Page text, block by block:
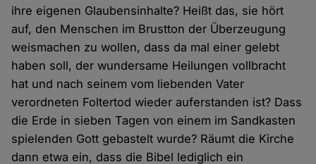
ihre eigenen Glaubensinhalte? Heißt das, sie hört
auf, den Menschen im Brustton der Überzeugung
weismachen zu wollen, dass da mal einer gelebt
haben soll, der wundersame Heilungen vollbracht
hat und nach seinem vom liebenden Vater
verordneten Foltertod wieder auferstanden ist? Dass
die Erde in sieben Tagen von einem im Sandkasten
spielenden Gott gebastelt wurde? Räumt die Kirche
dann etwa ein, dass die Bibel lediglich ein